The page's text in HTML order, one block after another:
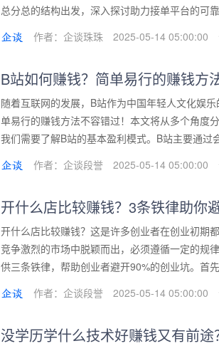
总分总的结构出发，深入探讨助力接单平台的可
作者：企谈珠珠
2025-05-14 05:00:00
B站如何赚钱？简单易行的赚钱方
随着互联网的发展，B站作为中国年轻人文化娱
单易行的赚钱方法不容错过！本文将从多个角度
我们需要了解B站的基本盈利模式。B站主要通
作者：企谈段誉
2025-05-14 05:00:00
开什么店比较赚钱？3条铁律助你
开什么店比较赚钱？这是许多创业者在创业初期
竞争激烈的市场中脱颖而出，必须遵循一定的规
供三条铁律，帮助创业者避开90%的创业坑。首
作者：企谈段誉
2025-05-14 05:00:00
没学历学什么技术好赚钱又有前